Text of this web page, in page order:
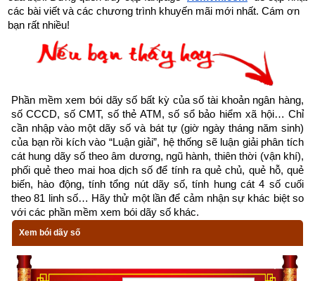
Tìm hiểu sao Đẩu là sao tốt hay sao xấu
Các nhà làm lịch xưa đã quan sát 28 chòm sao sáng nhất trên
bầu trời để nghiên cứu sự dịch chuyển của chúng theo các
tháng, các mùa trong năm gọi là “nhị thập bát tú”. 28 ngôi sao
đó ở kề đường Hoàng Đạo Xích Đạo, đó là những ngôi sao
chính, mỗi ngôi sao kéo theo một chùm sao khác theo quỹ
đạo của nó. Cổ nhân đã ghép 28 chòm sao quan sát được
trên bầu trời thành 4 chòm sao lớn (mỗi chòm gồm 7 chòm
nhỏ) đại diện cho 4 phương theo hình thù và trí tưởng tượng
thánh thú cai quản một phương và tượng trưng cho một
nguyên tố và một mùa.
các bài viết và các chương trình khuyến mãi mới nhất. Cám ơn
bạn rất nhiều!
Phần mềm xem bói dãy số bất kỳ của số tài khoản ngân hàng,
số CCCD, số CMT, số thẻ ATM, số sổ bảo hiểm xã hội… Chỉ
cần nhập vào một dãy số và bát tự (giờ ngày tháng năm sinh)
của bạn rồi kích vào “Luận giải”, hệ thống sẽ luận giải phân tích
cát hung dãy số theo âm dương, ngũ hành, thiên thời (vận khí),
phối quẻ theo mai hoa dịch số để tính ra quẻ chủ, quẻ hỗ, quẻ
biến, hào động, tính tổng nút dãy số, tính hung cát 4 số cuối
theo 81 linh số… Hãy thử một lần để cảm nhận sự khác biệt so
với các phần mềm xem bói dãy số khác.
Xem bói dãy số